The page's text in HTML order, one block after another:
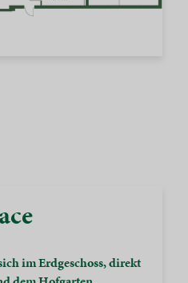
im Erdgeschoss, direkt